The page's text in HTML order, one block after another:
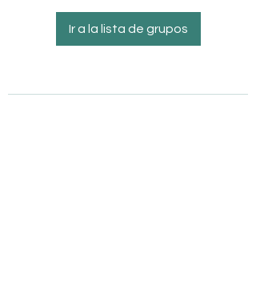
Ir a la lista de grupos